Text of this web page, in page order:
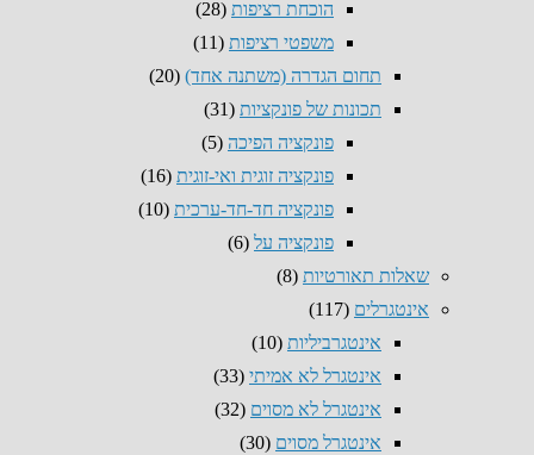
הוכחת רציפות (28)
משפטי רציפות (11)
תחום הגדרה (משתנה אחד) (20)
תכונות של פונקציות (31)
פונקציה הפיכה (5)
פונקציה זוגית ואי-זוגית (16)
פונקציה חד-חד-ערכית (10)
פונקציה על (6)
שאלות תאורטיות (8)
אינטגרלים (117)
אינטגרביליות (10)
אינטגרל לא אמיתי (33)
אינטגרל לא מסוים (32)
אינטגרל מסוים (30)